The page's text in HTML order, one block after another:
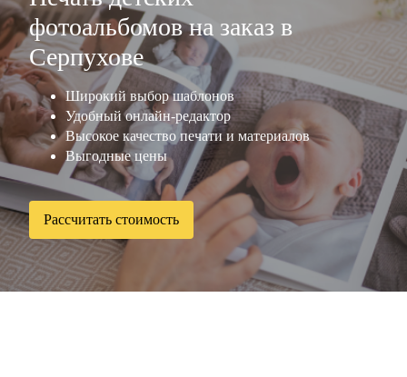
фотоальбомов на заказ в
Серпухове
Широкий выбор шаблонов
Удобный онлайн-редактор
Высокое качество печати и материалов
Выгодные цены
Рассчитать стоимость